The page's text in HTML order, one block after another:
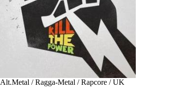
Alt.Metal / Ragga-Metal / Rapcore / UK